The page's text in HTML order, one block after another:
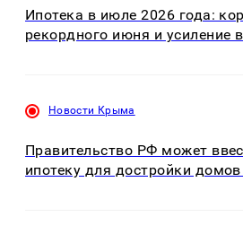
Ипотека в июле 2026 года:
рекордного июня и усиление
Новости Крыма
Правительство РФ может
ипотеку для достройки